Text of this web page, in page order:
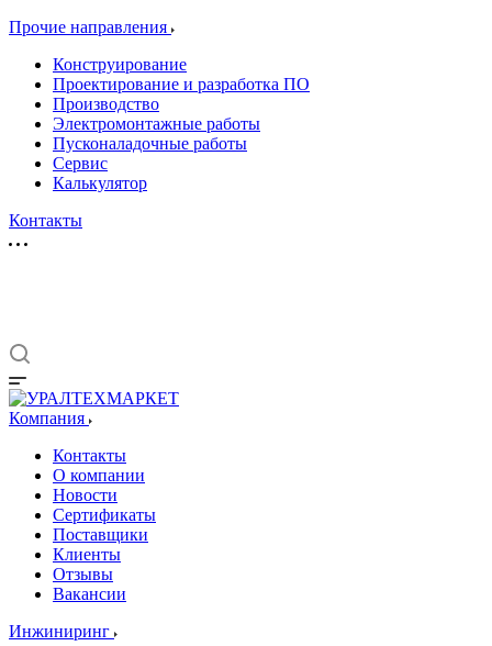
Прочие направления
Конструирование
Проектирование и разработка ПО
Производство
Электромонтажные работы
Пусконаладочные работы
Сервис
Калькулятор
Контакты
Компания
Контакты
О компании
Новости
Сертификаты
Поставщики
Клиенты
Отзывы
Вакансии
Инжиниринг